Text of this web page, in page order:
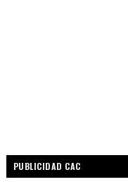
PUBLICIDAD CAC